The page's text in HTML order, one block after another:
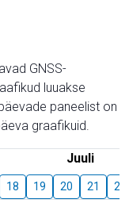
GNSS-
luuakse
paneelist on
graafikuid.
Juuli
18 19 20 21 22